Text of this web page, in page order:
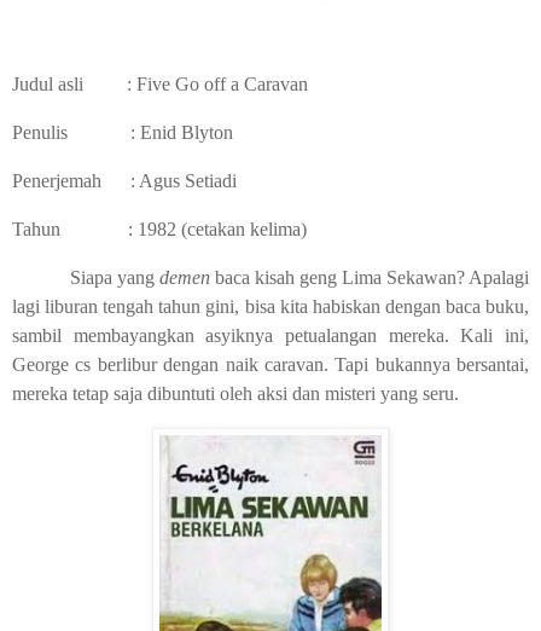
Judul asli : Five Go off a Caravan
Penulis : Enid Blyton
Penerjemah : Agus Setiadi
Tahun : 1982 (cetakan kelima)
Siapa yang demen baca kisah geng Lima Sekawan? Apalagi
lagi liburan tengah tahun gini, bisa kita habiskan dengan baca buku,
sambil membayangkan asyiknya petualangan mereka. Kali ini,
George cs berlibur dengan naik caravan. Tapi bukannya bersantai,
mereka tetap saja dibuntuti oleh aksi dan misteri yang seru.